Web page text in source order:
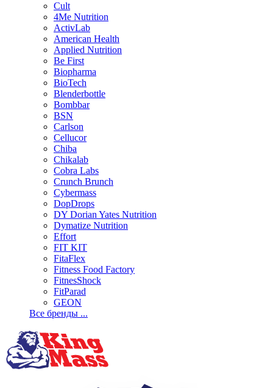
Cult
4Me Nutrition
ActivLab
American Health
Applied Nutrition
Be First
Biopharma
BioTech
Blenderbottle
Bombbar
BSN
Carlson
Cellucor
Chiba
Chikalab
Cobra Labs
Crunch Brunch
Cybermass
DopDrops
DY Dorian Yates Nutrition
Dymatize Nutrition
Effort
FIT KIT
FitaFlex
Fitness Food Factory
FitnesShock
FitParad
GEON
Все бренды ...